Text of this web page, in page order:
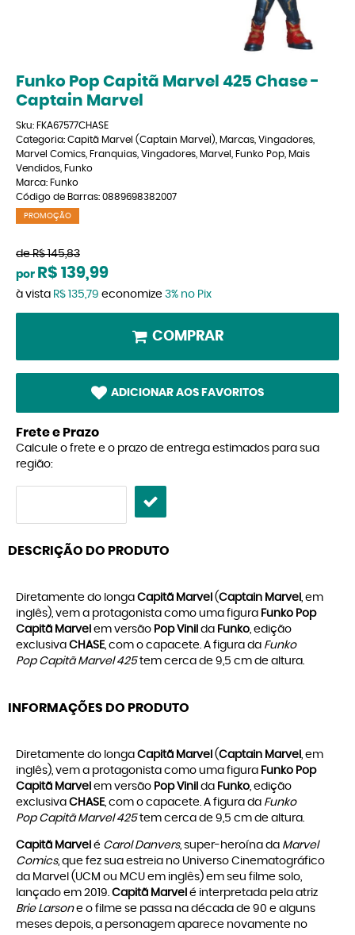
Funko Pop Capitã Marvel 425 Chase -
Captain Marvel
Sku: FKA67577CHASE
Categoria: Capitã Marvel (Captain Marvel) Marcas Vingadores
Marvel Comics Franquias Vingadores Marvel Funko Pop Mais
Vendidos Funko
Marca: Funko
Código de Barras: 0889698382007
PROMOÇÃO
de R$ 145,83
por R$ 139,99
à vista R$ 135,79 economize 3% no Pix
COMPRAR
ADICIONAR AOS FAVORITOS
Frete e Prazo
Calcule o frete e o prazo de entrega estimados para sua
região:
DESCRIÇÃO DO PRODUTO
Diretamente do longa Capitã Marvel (Captain Marvel , em
inglês), vem a protagonista como uma figura Funko Pop
Capitã Marvel em versão Pop Vinil da Funko, edição
exclusiva CHASE, com o capacete. A figura da Funko
Pop Capitã Marvel 425tem cerca de 9,5 cm de altura.
INFORMAÇÕES DO PRODUTO
Diretamente do longa Capitã Marvel (Captain Marvel , em
inglês), vem a protagonista como uma figura Funko Pop
Capitã Marvel em versão Pop Vinil da Funko, edição
exclusiva CHASE, com o capacete. A figura da Funko
Pop Capitã Marvel 425tem cerca de 9,5 cm de altura.
Capitã Marvel é Carol Danvers, super-heroína da Marvel
Comics, que fez sua estreia no Universo Cinematográfico
da Marvel (UCM ou MCU em inglês) em seu filme solo,
lançado em 2019. Capitã Marvel é interpretada pela atriz
Brie Larsone o filme se passa na década de 90 e alguns
meses depois, a personagem aparece novamente no